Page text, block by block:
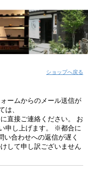
ショップへ戻る
ムからのメール送信が
は、
直接ご連絡ください。 お
申し上げます。 ※都合に
い合わせへの返信が遅く
して申し訳ございません